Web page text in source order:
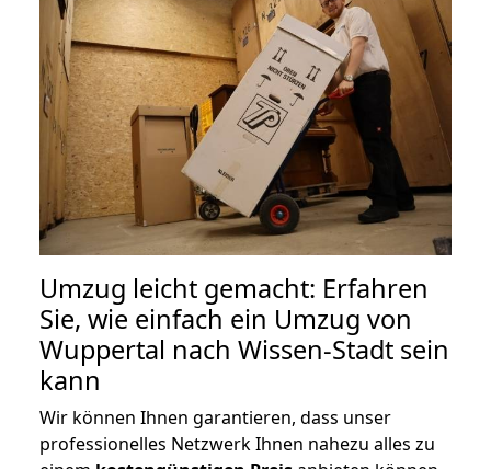
Umzug leicht gemacht: Erfahren
Sie, wie einfach ein Umzug von
Wuppertal nach Wissen-Stadt sein
kann
Wir können Ihnen garantieren, dass unser
professionelles Netzwerk Ihnen nahezu alles zu